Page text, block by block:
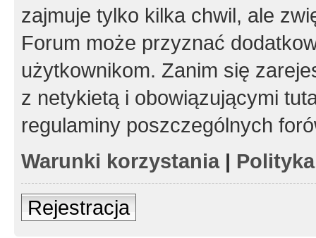
zajmuje tylko kilka chwil, ale
Forum może przyznać
użytkownikom. Zanim się
z netykietą i obowiązującymi
regulaminy poszczególnych
Warunki korzystania|
Rejestracja